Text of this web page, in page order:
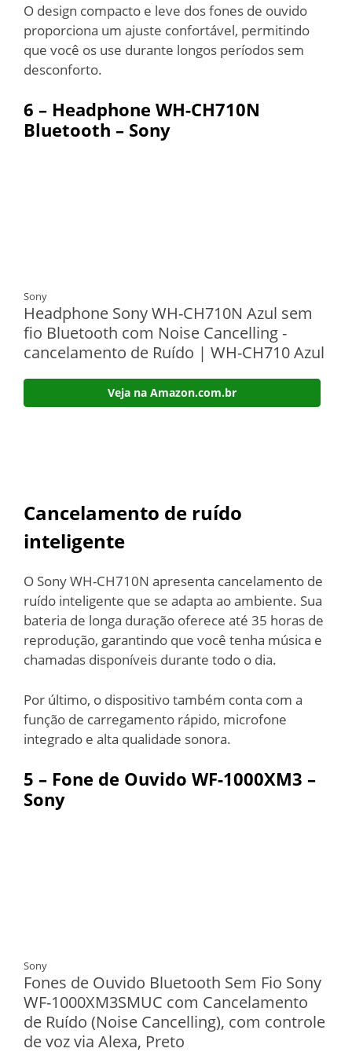
O design compacto e leve dos fones de ouvido
proporciona um ajuste confortável, permitindo
que você os use durante longos períodos sem
desconforto.
6 – Headphone WH-CH710N
Bluetooth – Sony
Sony
Headphone Sony WH-CH710N Azul sem
fio Bluetooth com Noise Cancelling -
cancelamento de Ruído | WH-CH710 Azul
Veja na Amazon.com.br
Cancelamento de ruído
inteligente
O Sony WH-CH710N apresenta cancelamento de
ruído inteligente que se adapta ao ambiente. Sua
bateria de longa duração oferece até 35 horas de
reprodução, garantindo que você tenha música e
chamadas disponíveis durante todo o dia.
Por último, o dispositivo também conta com a
função de carregamento rápido, microfone
integrado e alta qualidade sonora.
5 – Fone de Ouvido WF-1000XM3 –
Sony
Sony
Fones de Ouvido Bluetooth Sem Fio Sony
WF-1000XM3SMUC com Cancelamento
de Ruído (Noise Cancelling), com controle
de voz via Alexa, Preto